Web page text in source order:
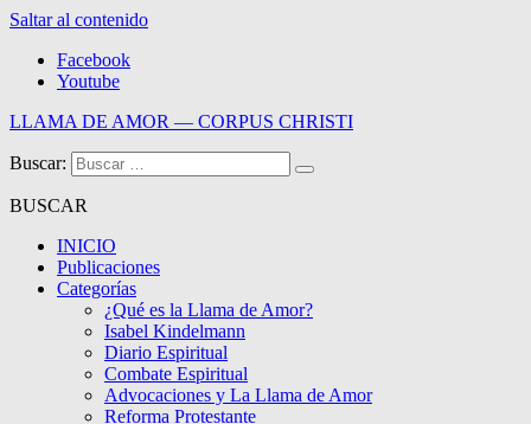
Saltar al contenido
Facebook
Youtube
LLAMA DE AMOR — CORPUS CHRISTI
Blog de la Llama de Amor
Buscar:
BUSCAR
INICIO
Publicaciones
Categorías
¿Qué es la Llama de Amor?
Isabel Kindelmann
Diario Espiritual
Combate Espiritual
Advocaciones y La Llama de Amor
Reforma Protestante